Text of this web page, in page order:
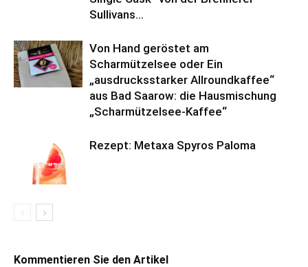
Sullivans...
Von Hand geröstet am
Scharmützelsee oder Ein
„ausdrucksstarker Allroundkaffee“
aus Bad Saarow: die Hausmischung
„Scharmützelsee-Kaffee“
Rezept: Metaxa Spyros Paloma
Kommentieren Sie den Artikel